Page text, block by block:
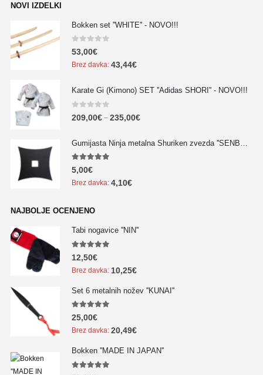
NOVI IZDELKI
Bokken set ''WHITE'' - NOVO!!!
0out of 5
53,00€
Brez davka: 43,44€
Karate Gi (Kimono) SET ''Adidas SHORI'' - NOVO!!!
0 out of 5
209,00€ – 235,00€
5.00out of 5
5,00€
Brez davka: 4,10€
NAJBOLJE OCENJENO
Tabi nogavice ''NIN''
5.00out of 5
12,50€
Brez davka: 10,25€
Set 6 metalnih nožev ''KUNAI''
5.00out of 5
25,00€
Brez davka: 20,49€
Bokken ''MADE IN JAPAN''